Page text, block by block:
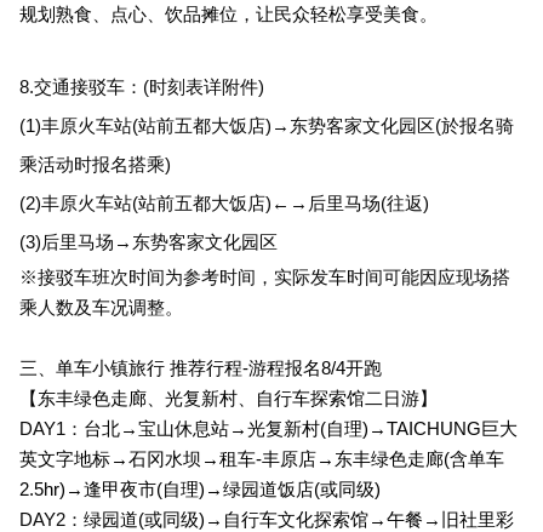
规划熟食、点心、饮品摊位，让民众轻松享受美食。
8.交通接驳车：(时刻表详附件)
(1)丰原火车站(站前五都大饭店)→东势客家文化园区(於报名骑
乘活动时报名搭乘)
(2)丰原火车站(站前五都大饭店)←→后里马场(往返)
(3)后里马场→东势客家文化园区
※接驳车班次时间为参考时间，实际发车时间可能因应现场搭
乘人数及车况调整。
三、单车小镇旅行 推荐行程-游程报名8/4开跑
【东丰绿色走廊、光复新村、自行车探索馆二日游】
DAY1 ： 台北→宝山休息站→光复新村(自理)→TAICHUNG巨大
英文字地标→石冈水坝→租车-丰原店→东丰绿色走廊(含单车
2.5hr)→逢甲夜市(自理)→绿园道饭店(或同级)
DAY2 ： 绿园道(或同级)→自行车文化探索馆→午餐→旧社里彩